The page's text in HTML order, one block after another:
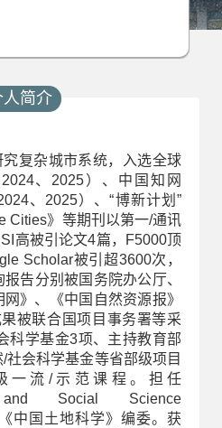
人简介
复杂城市系统，入选全球
、2025）、中国知网
、2025）、“博新计划”
Cities》等期刊以第一/通讯
高被引论文4篇，F5000顶
Scholar被引超3600次，
告分别被国务院办公厅、
》、《中国自然资源报》
被联合国项目事务署等采
科学基金3项、主持教育部
社会科学基金等省部级项目
一流/示范课程。担任
Social Science
中国土地科学》编委。获